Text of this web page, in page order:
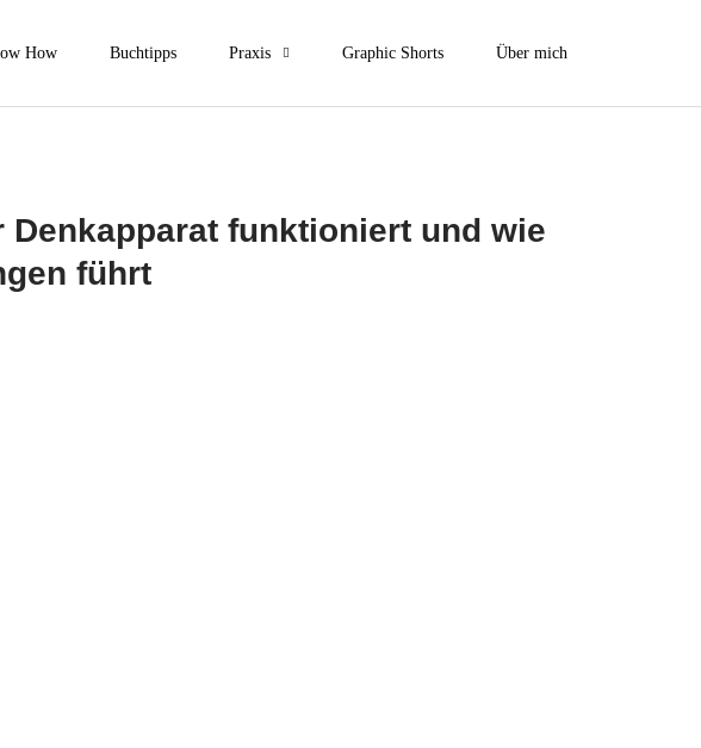
How Buchtipps Praxis Graphic Shorts Über mich
funktioniert und wie
führt